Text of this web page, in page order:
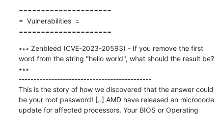
=====================
=  Vulnerabilities  =
=====================
∗∗∗ Zenbleed (CVE-2023-20593) - If you remove the first
word from the string "hello world", what should the result be?
∗∗∗
---------------------------------------------
This is the story of how we discovered that the answer could
be your root password! [..] AMD have released an microcode
update for affected processors. Your BIOS or Operating